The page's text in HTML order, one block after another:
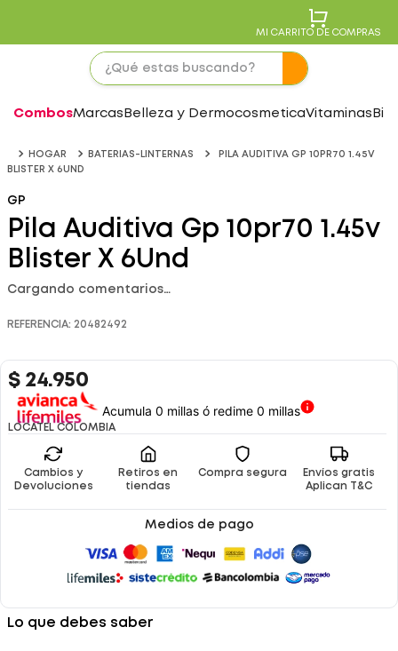
MI CARRITO DE COMPRAS
CombosMarcas Belleza y DermocosmeticaVitaminas
HOGAR BATERIAS-LINTERNAS
PILA AUDITIVA GP 10PR70 1.45V
BLISTER X 6UND
GP
Pila Auditiva Gp 10pr70 1.45v
Blister X 6Und
Cargando comentarios…
REFERENCIA: 20482492
$ 24.950
Acumula 0 millas ó redime 0 millas
LOCATEL COLOMBIA
Cambios y
Devoluciones
Retiros en
tiendas
Compra segura
Envíos gratis
Aplican T&C
Medios de pago
Lo que debes saber